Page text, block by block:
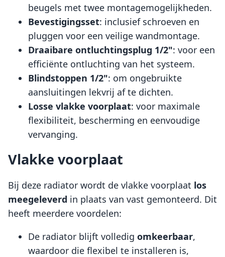
beugels met twee montagemogelijkheden.
Bevestigingsset: inclusief schroeven en
pluggen voor een veilige wandmontage.
Draaibare ontluchtingsplug 1/2": voor een
efficiënte ontluchting van het systeem.
Blindstoppen 1/2": om ongebruikte
aansluitingen lekvrij af te dichten.
Losse vlakke voorplaat: voor maximale
flexibiliteit, bescherming en eenvoudige
vervanging.
Vlakke voorplaat
Bij deze radiator wordt de vlakke voorplaat los
meegeleverd in plaats van vast gemonteerd. Dit
heeft meerdere voordelen:
De radiator blijft volledig omkeerbaar,
waardoor die flexibel te installeren is,